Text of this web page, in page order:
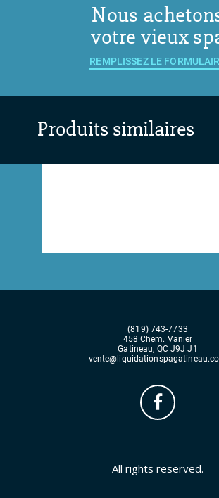
Nous
votre vieux
REMPLISSEZ LE
Produits similaires
(819) 743-7733
458 Chem. Vanier
Gatineau, QC J9J J1
All rights reserved.